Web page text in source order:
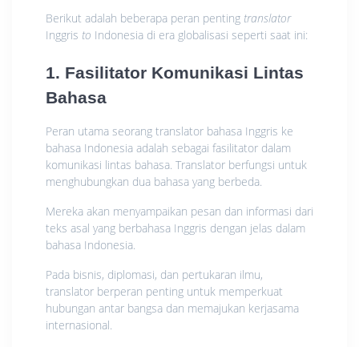
Berikut adalah beberapa peran penting translator
Inggris to Indonesia di era globalisasi seperti saat ini:
1. Fasilitator Komunikasi Lintas
Bahasa
Peran utama seorang translator bahasa Inggris ke
bahasa Indonesia adalah sebagai fasilitator dalam
komunikasi lintas bahasa. Translator berfungsi untuk
menghubungkan dua bahasa yang berbeda.
Mereka akan menyampaikan pesan dan informasi dari
teks asal yang berbahasa Inggris dengan jelas dalam
bahasa Indonesia.
Pada bisnis, diplomasi, dan pertukaran ilmu,
translator berperan penting untuk memperkuat
hubungan antar bangsa dan memajukan kerjasama
internasional.